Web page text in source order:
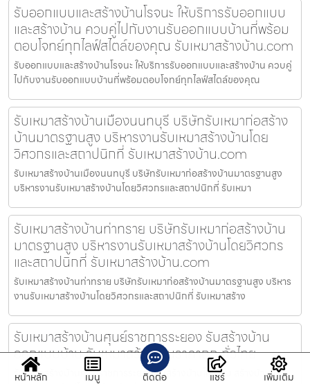
รับออกแบบและสร้างบ้านโรจนะ ให้บริการรับออกแบบ
และสร้างบ้าน ควบคู่ไปกับงานรับออกแบบบ้านที่พร้อม
ตอบโจทย์ทุกไลฟ์สไตล์ของคุณ รับเหมาสร้างบ้าน.com
รับออกแบบและสร้างบ้านโรจนะ ให้บริการรับออกแบบและสร้างบ้าน ควบคู่
ไปกับงานรับออกแบบบ้านที่พร้อมตอบโจทย์ทุกไลฟ์สไตล์ของคุณ
รับเหมาสร้างบ้านเมืองนนทบุรี บริษัทรับเหมาก่อสร้าง
บ้านมาตรฐานสูง บริหารงานรับเหมาสร้างบ้านโดย
วิศวกรและสถาปนิกที่ รับเหมาสร้างบ้าน.com
รับเหมาสร้างบ้านเมืองนนทบุรี บริษัทรับเหมาก่อสร้างบ้านมาตรฐานสูง
บริหารงานรับเหมาสร้างบ้านโดยวิศวกรและสถาปนิกที่ รับเหมา
รับเหมาสร้างบ้านท่าทราย บริษัทรับเหมาก่อสร้างบ้าน
มาตรฐานสูง บริหารงานรับเหมาสร้างบ้านโดยวิศวกร
และสถาปนิกที่ รับเหมาสร้างบ้าน.com
รับเหมาสร้างบ้านท่าทราย บริษัทรับเหมาก่อสร้างบ้านมาตรฐานสูง บริหาร
งานรับเหมาสร้างบ้านโดยวิศวกรและสถาปนิกที่ รับเหมาสร้าง
รับเหมาสร้างบ้านศุนย์ราชการระยอง รับสร้างบ้าน
ออกแบบบ้าน รับเหมาสร้างบ้านราคาถูก ทั่วไทย
รับเหมาสร้างบ้านศุนย์ราชการระยอง รับสร้างบ้านโมเดิร์น สร้างบ้านหรู
หน้าหลัก เมนู ติดต่อ แชร์ เพิ่มเติม